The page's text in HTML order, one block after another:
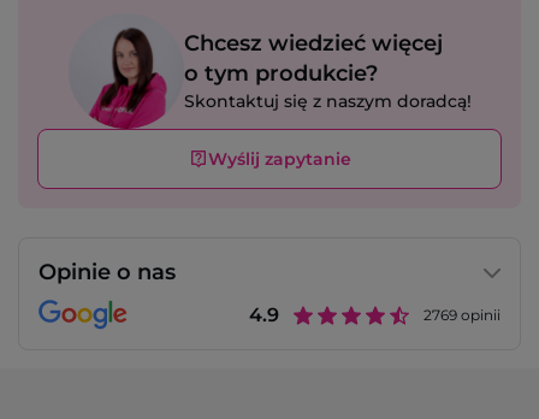
Chcesz wiedzieć więcej
o tym produkcie?
Skontaktuj się z naszym doradcą!
Wyślij zapytanie
Opinie o nas
4.9 2769 opinii